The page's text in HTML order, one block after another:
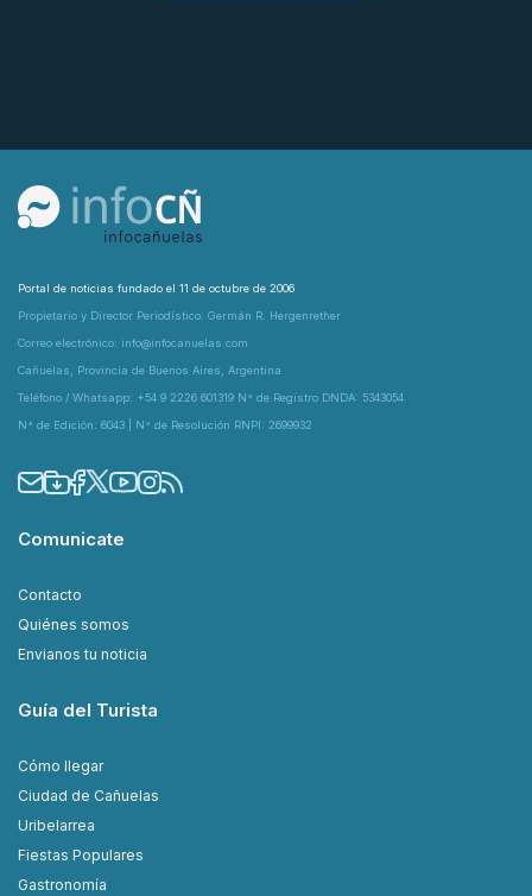
Portal de noticias fundado el 11 de octubre de 2006
Propietario y Director Periodístico: Germán R. Hergenrether
Correo electrónico: info@infocanuelas.com
Cañuelas, Provincia de Buenos Aires, Argentina
Teléfono / Whatsapp: +54 9 2226 601319 N° de Registro DNDA: 5343054
N° de Edición: 6043 | N° de Resolución RNPI: 2699932
Comunicate
Contacto
Quiénes somos
Envianos tu noticia
Guía del Turista
Cómo llegar
Ciudad de Cañuelas
Uribelarrea
Fiestas Populares
Gastronomía